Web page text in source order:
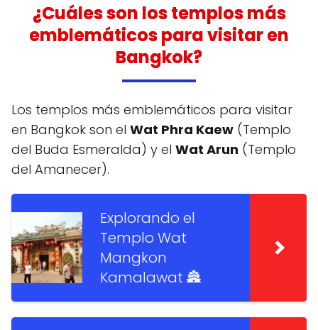
¿Cuáles son los templos más
emblemáticos para visitar en
Bangkok?
Los templos más emblemáticos para visitar
en Bangkok son el Wat Phra Kaew (Templo
del Buda Esmeralda) y el Wat Arun (Templo
del Amanecer).
Explorando el
Templo Wat
Mangkon
Kamalawat 🏯